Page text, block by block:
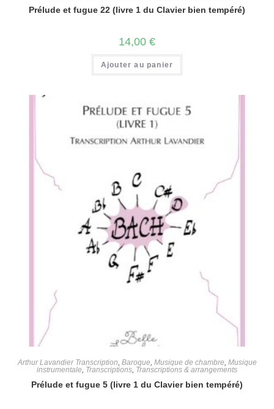
Prélude et fugue 22 (livre 1 du Clavier bien tempéré)
14,00 €
Ajouter au panier
Arthur Lavandier Transcription Baroque Musique de chambre Musique
instrumentale Transcriptions Transcriptions & arrangements
Prélude et fugue 5 (livre 1 du Clavier bien tempéré)